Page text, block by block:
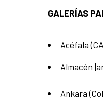
GALERÍAS
Acéfala
Almacén
Ankara